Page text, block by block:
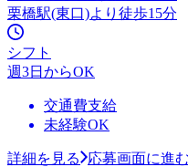
栗橋駅(東口)より徒歩15分
シフト
週3日からOK
交通費支給
未経験OK
詳細を見る
応募画面に進む